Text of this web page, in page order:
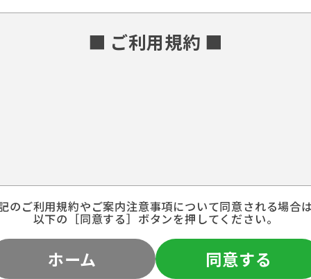
■ ご利用規約 ■
のご利用規約やご案内注意事項について同意される場合
以下の［同意する］ボタンを押してください。
ホーム 同意する